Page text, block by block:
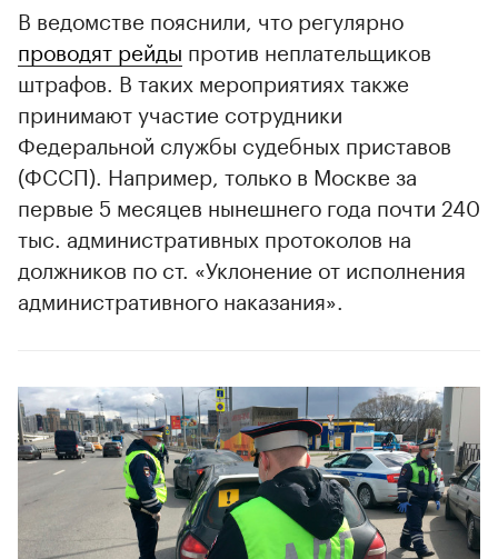
00:00 / 00:00
В ведомстве пояснили, что регулярно
проводят рейды против неплательщиков
штрафов. В таких мероприятиях также
принимают участие сотрудники
Федеральной службы судебных приставов
(ФССП). Например, только в Москве за
первые 5 месяцев нынешнего года почти 240
тыс. административных протоколов на
должников по ст. «Уклонение от исполнения
административного наказания».